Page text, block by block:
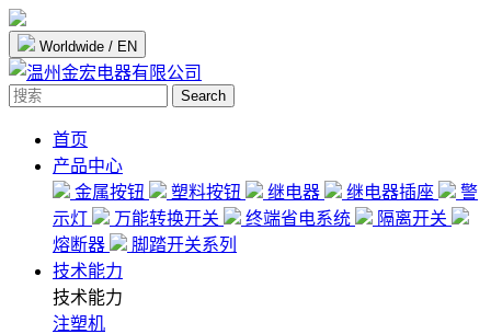
Worldwide / EN
Search
首页
产品中心
金属按钮
塑料按钮 继电器 继电器插座
警
示灯
万能转换开关 终端省电系统
隔离开关
熔断器
脚踏开关系列
技术能力
技术能力
注塑机